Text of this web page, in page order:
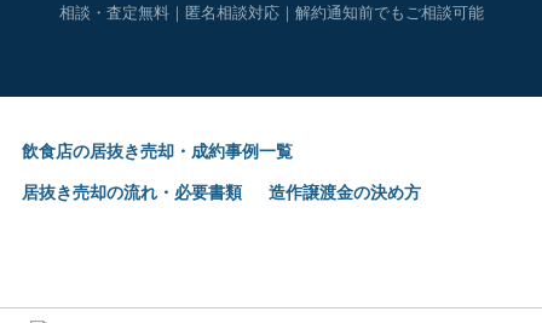
相談・査定無料｜匿名相談対応｜解約通知前でもご相談可能
飲食店の居抜き売却・成約事例一覧
居抜き売却の流れ・必要書類
造作譲渡金の決め方